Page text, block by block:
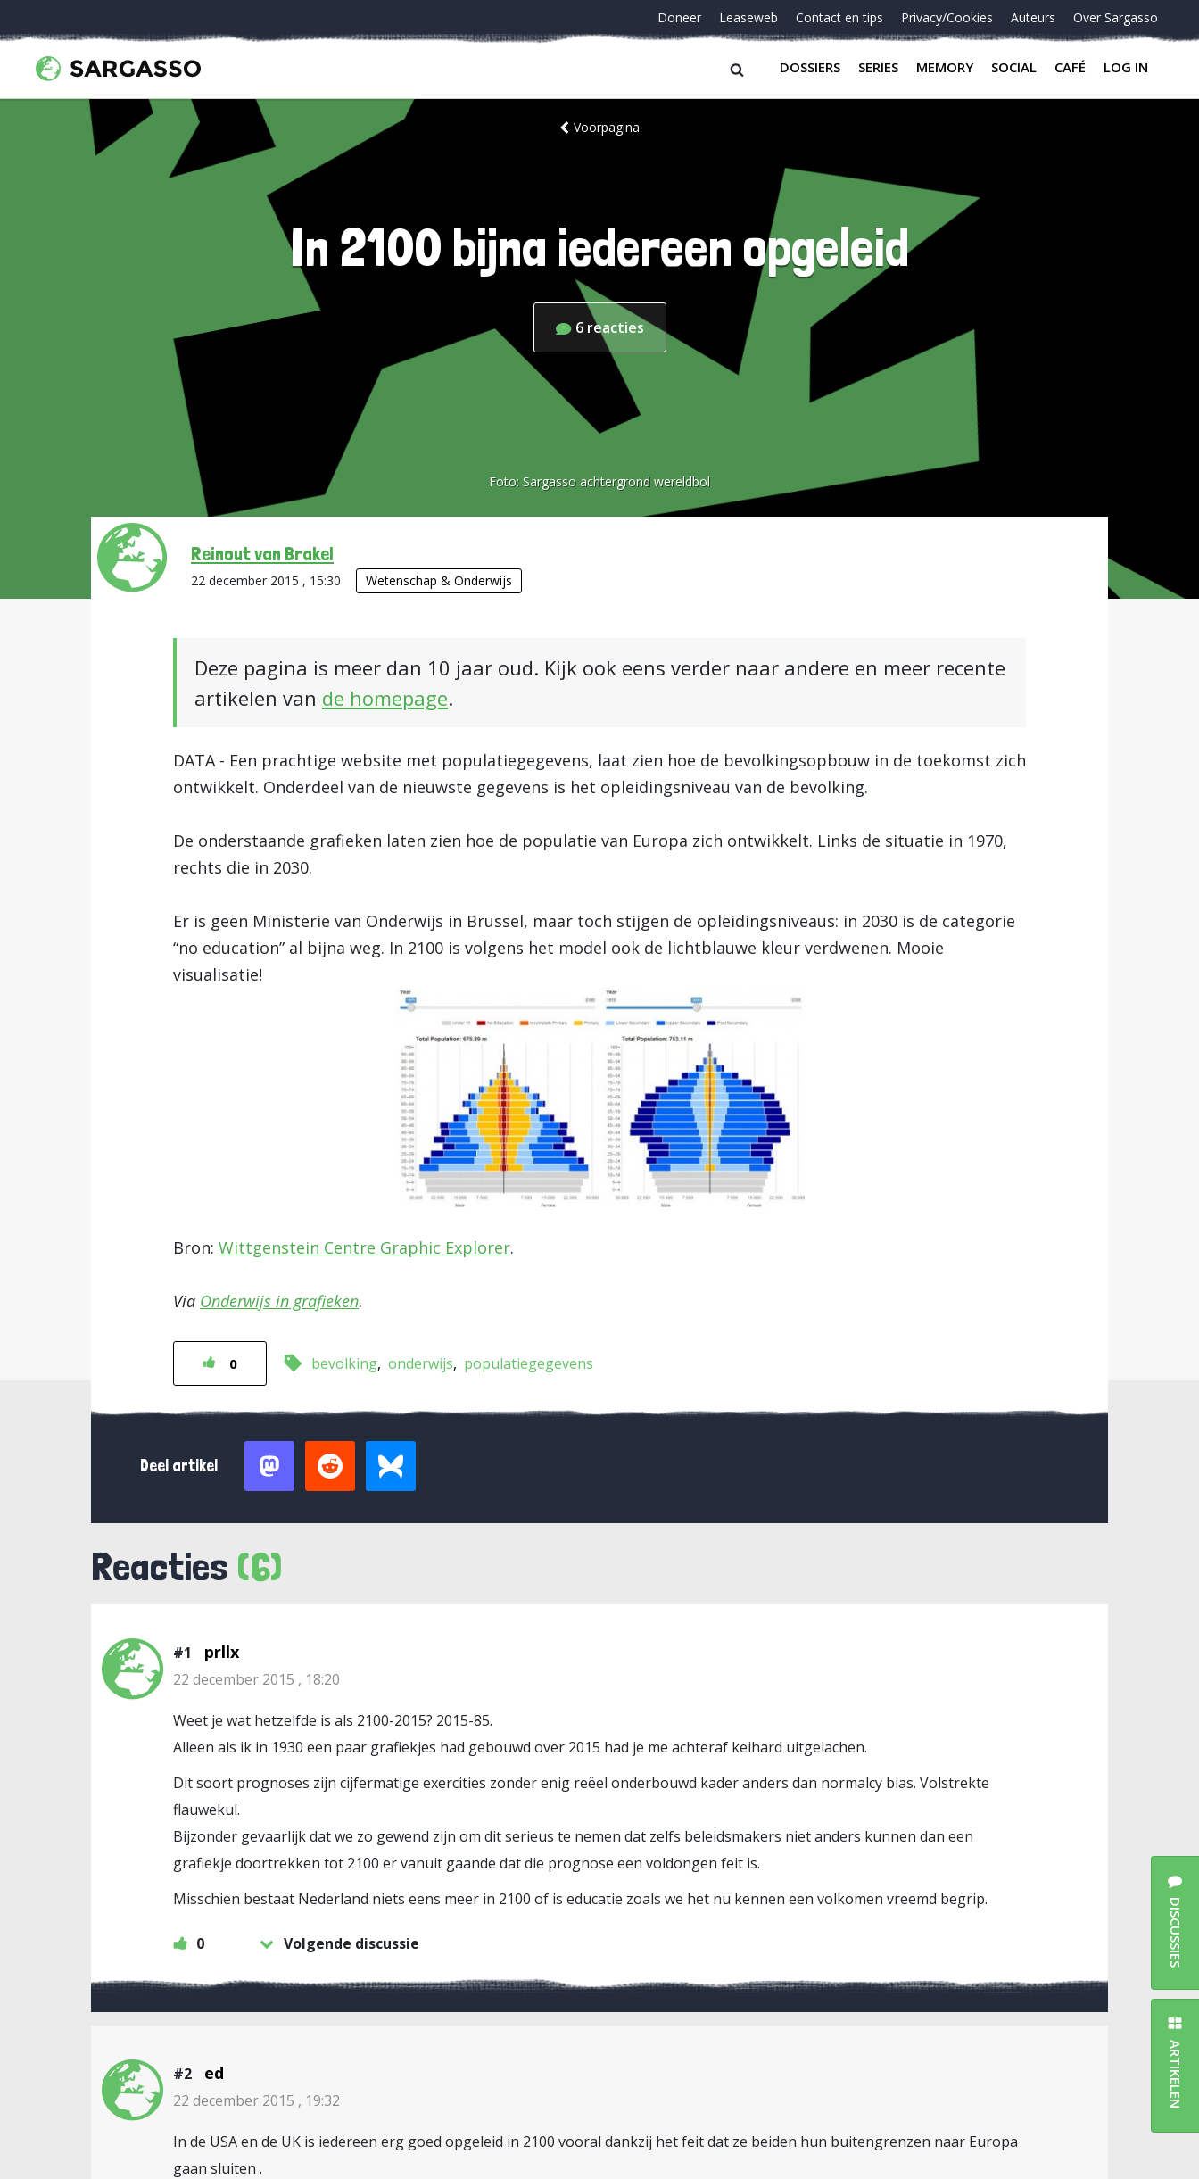
Doneer Leaseweb Contact en tips Privacy/Cookies Auteurs Over Sargasso
DOSSIERS SERIES MEMORY SOCIAL CAFÉ LOG IN
Voorpagina
In 2100 bijna iedereen opgeleid
6 reacties
Foto: Sargasso achtergrond wereldbol
Reinout van Brakel
22 december 2015 , 15:30 Wetenschap & Onderwijs
Deze pagina is meer dan 10 jaar oud. Kijk ook eens verder naar andere en meer recente
artikelen van de homepage.
DATA - Een prachtige website met populatiegegevens, laat zien hoe de bevolkingsopbouw in de toekomst zich
ontwikkelt. Onderdeel van de nieuwste gegevens is het opleidingsniveau van de bevolking.
De onderstaande grafieken laten zien hoe de populatie van Europa zich ontwikkelt. Links de situatie in 1970,
rechts die in 2030.
Er is geen Ministerie van Onderwijs in Brussel, maar toch stijgen de opleidingsniveaus: in 2030 is de categorie
“no education” al bijna weg. In 2100 is volgens het model ook de lichtblauwe kleur verdwenen. Mooie
visualisatie!
Bron: Wittgenstein Centre Graphic Explorer.
Via Onderwijs in grafieken.
0 bevolking onderwijs populatiegegevens
Deel artikel
Reacties (6)
#1 prllx
22 december 2015 , 18:20
Weet je wat hetzelfde is als 2100-2015? 2015-85.
Alleen als ik in 1930 een paar grafiekjes had gebouwd over 2015 had je me achteraf keihard uitgelachen.
Dit soort prognoses zijn cijfermatige exercities zonder enig reëel onderbouwd kader anders dan normalcy bias. Volstrekte
flauwekul.
Bijzonder gevaarlijk dat we zo gewend zijn om dit serieus te nemen dat zelfs beleidsmakers niet anders kunnen dan een
grafiekje doortrekken tot 2100 er vanuit gaande dat die prognose een voldongen feit is.
Misschien bestaat Nederland niets eens meer in 2100 of is educatie zoals we het nu kennen een volkomen vreemd begrip.
0 Volgende discussie
#2 ed
22 december 2015 , 19:32
In de USA en de UK is iedereen erg goed opgeleid in 2100 vooral dankzij het feit dat ze beiden hun buitengrenzen naar Europa
gaan sluiten .
DISCUSSIES
ARTIKELEN